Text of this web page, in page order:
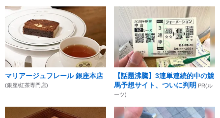
マリアージュフレール 銀座本店
(銀座/紅茶専門店)
【話題沸騰】3連単連続的中の競
馬予想サイト、ついに判明 PR(ル
ーツ)